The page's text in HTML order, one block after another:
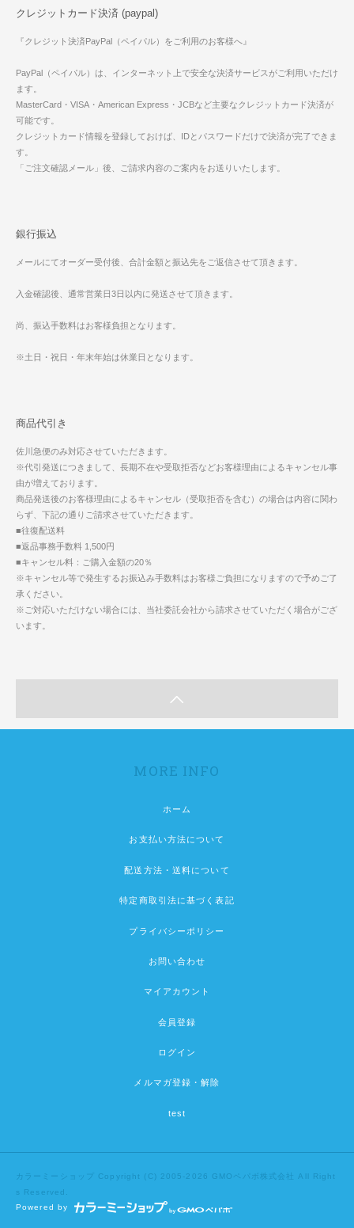
クレジットカード決済 (paypal)
『クレジット決済PayPal（ペイパル）をご利用のお客様へ』
PayPal（ペイパル）は、インターネット上で安全な決済サービスがご利用いただけ
ます。
MasterCard・VISA・American Express・JCBなど主要なクレジットカード決済が
可能です。
クレジットカード情報を登録しておけば、IDとパスワードだけで決済が完了できま
す。
「ご注文確認メール」後、ご請求内容のご案内をお送りいたします。
銀行振込
メールにてオーダー受付後、合計金額と振込先をご返信させて頂きます。
入金確認後、通常営業日3日以内に発送させて頂きます。
尚、振込手数料はお客様負担となります。
※土日・祝日・年末年始は休業日となります。
商品代引き
佐川急便のみ対応させていただきます。
※代引発送につきまして、長期不在や受取拒否などお客様理由によるキャンセル事
由が増えております。
商品発送後のお客様理由によるキャンセル（受取拒否を含む）の場合は内容に関わ
らず、下記の通りご請求させていただきます。
■往復配送料
■返品事務手数料 1,500円
■キャンセル料：ご購入金額の20％
※キャンセル等で発生するお振込み手数料はお客様ご負担になりますので予めご了
承ください。
※ご対応いただけない場合には、当社委託会社から請求させていただく場合がござ
います。
MORE INFO
ホーム
お支払い方法について
配送方法・送料について
特定商取引法に基づく表記
プライバシーポリシー
お問い合わせ
マイアカウント
会員登録
ログイン
メルマガ登録・解除
test
カラーミーショップ Copyright (C) 2005-2026 GMOペパボ株式会社
All Right
s Reserved.
Powered by